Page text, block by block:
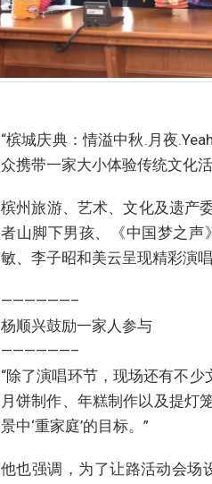
“槟城庆典：情溢中秋.月夜
众携带一家大小体验传统文化
槟州旅游、艺术、文化及遗产
者山脚下男孩、《中国梦之
敏、李子昭和美云呈现精彩演唱
——————–
杨顺兴鼓励一家人参与
——————–
“除了演唱环节，现场还有不少
月饼制作、年糕制作以及提灯
景中‘重家庭’的目标。”
他也强调，为了让路活动会场